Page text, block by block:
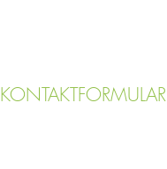
KONTAKTFORMULAR